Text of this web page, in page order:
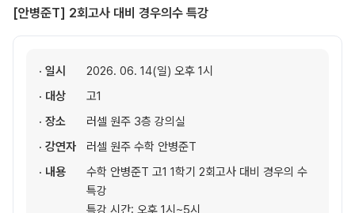
[안병준T] 2회고사 대비 경우의수 특강
· 일시
2026. 06. 14(일) 오후 1시
· 대상
고1
· 장소
러셀 원주 3층 강의실
· 강연자
러셀 원주 수학 안병준T
· 내용
수학 안병준T 고1 1학기 2회고사 대비 경우의 수
특강
특강 시간: 오후 1시~5시